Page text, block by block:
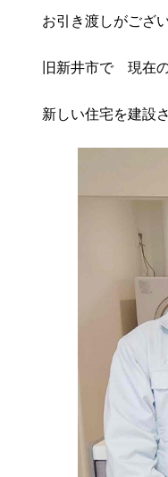
お引き渡しがござ
旧新井市で 現在
新しい住宅を建設